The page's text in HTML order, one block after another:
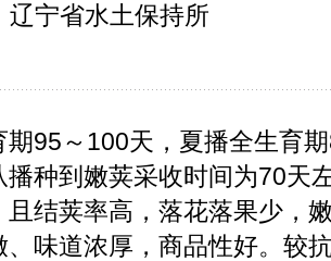
辽宁省水土保持所
期95～100天，夏播全生育
播种到嫩荚采收时间为70天
且结荚率高，落花落果少，
、味道浓厚，商品性好。较